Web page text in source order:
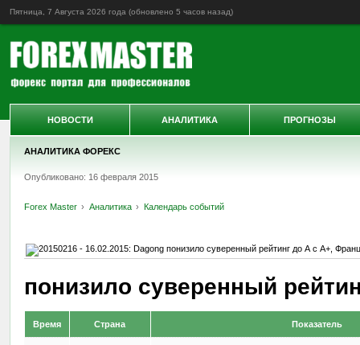
Пятница, 7 Августа 2026 года (обновлено 5 часов назад)
АНАЛИТИКА ФОРЕКС
Опубликовано: 16 февраля 2015
Forex Master Аналитика Календарь событий
понизило суверенный
Время Страна Показатель
НОВОСТИ АНАЛИТИКА ПРОГНОЗЫ